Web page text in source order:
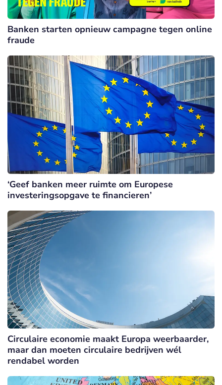
Banken starten opnieuw campagne tegen online
fraude
‘Geef banken meer ruimte om Europese
investeringsopgave te financieren’
Circulaire economie maakt Europa weerbaarder,
maar dan moeten circulaire bedrijven wél
rendabel worden